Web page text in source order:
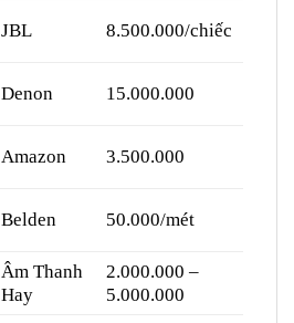
JBL 8.500.000/chiếc
Denon 15.000.000
Amazon 3.500.000
Belden 50.000/mét
Âm Thanh
Hay
2.000.000 –
5.000.000